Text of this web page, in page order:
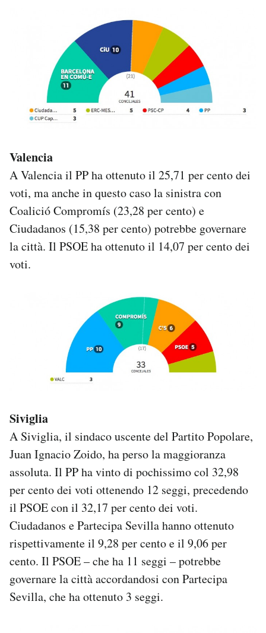
Valencia
A Valencia il PP ha ottenuto il 25,71 per cento dei
voti, ma anche in questo caso la sinistra con
Coalició Compromís (23,28 per cento) e
Ciudadanos (15,38 per cento) potrebbe governare
la città. Il PSOE ha ottenuto il 14,07 per cento dei
voti.
Siviglia
A Siviglia, il sindaco uscente del Partito Popolare,
Juan Ignacio Zoido, ha perso la maggioranza
assoluta. Il PP ha vinto di pochissimo col 32,98
per cento dei voti ottenendo 12 seggi, precedendo
il PSOE con il 32,17 per cento dei voti.
Ciudadanos e Partecipa Sevilla hanno ottenuto
rispettivamente il 9,28 per cento e il 9,06 per
cento. Il PSOE – che ha 11 seggi – potrebbe
governare la città accordandosi con Partecipa
Sevilla, che ha ottenuto 3 seggi.